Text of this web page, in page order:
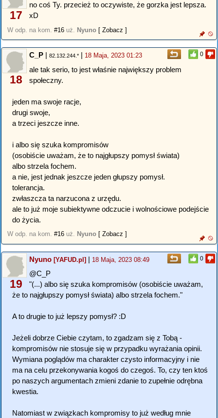
17
no coś Ty. przecież to oczywiste, że gorzka jest lepsza.
xD
W odp. na kom. #16 uż. Nyuno [ Zobacz ]
0
18
C_P | 82.132.244.* | 18 Maja, 2023 01:23
ale tak serio, to jest właśnie największy problem
społeczny.
jeden ma swoje racje,
drugi swoje,
a trzeci jeszcze inne.
i albo się szuka kompromisów
(osobiście uważam, że to najgłupszy pomysł świata)
albo strzela fochem.
a nie, jest jednak jeszcze jeden głupszy pomysł.
tolerancja.
zwłaszcza ta narzucona z urzędu.
ale to już moje subiektywne odczucie i wolnościowe podejście
do życia.
W odp. na kom. #16 uż. Nyuno [ Zobacz ]
0
19
Nyuno [YAFUD.pl] | 18 Maja, 2023 08:49
@C_P
"(...) albo się szuka kompromisów (osobiście uważam,
że to najgłupszy pomysł świata) albo strzela fochem."
A to drugie to już lepszy pomysł? :D
Jeżeli dobrze Ciebie czytam, to zgadzam się z Tobą -
kompromisów nie stosuje się w przypadku wyrażania opinii.
Wymiana poglądów ma charakter czysto informacyjny i nie
ma na celu przekonywania kogoś do czegoś. To, czy ten ktoś
po naszych argumentach zmieni zdanie to zupełnie odrębna
kwestia.
Natomiast w związkach kompromisy to już według mnie